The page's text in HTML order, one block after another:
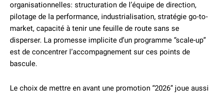
organisationnelles: structuration de l’équipe de direction,
pilotage de la performance, industrialisation, stratégie go-to-
market, capacité à tenir une feuille de route sans se
disperser. La promesse implicite d’un programme “scale-up”
est de concentrer l’accompagnement sur ces points de
bascule.
Le choix de mettre en avant une promotion “2026” joue aussi